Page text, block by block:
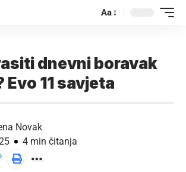
Aa
dnevni boravak
Evo 11 savjeta
Novak
4 min čitanja